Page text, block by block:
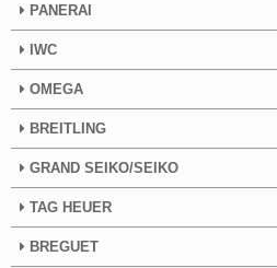
PANERAI
IWC
OMEGA
BREITLING
GRAND SEIKO/SEIKO
TAG HEUER
BREGUET